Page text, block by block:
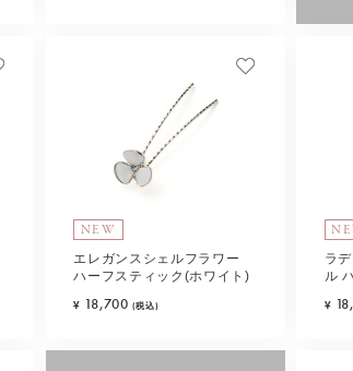
NEW
エレガンスシェルフラワー
ハーフスティック(ホワイト)
¥ 18,700 (税込)
ラ
ル
¥